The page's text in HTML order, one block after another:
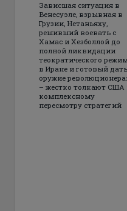
Зависшая ситуация в
Венесуэле, взрывная в
Грузии, Нетаньяху,
решивший воевать с
Хамас и Хезболлой до
полной ликвидации
теократического
в Иране и готовый дать
оружие
– жестко толкают США
комплексному
пересмотру стратегий